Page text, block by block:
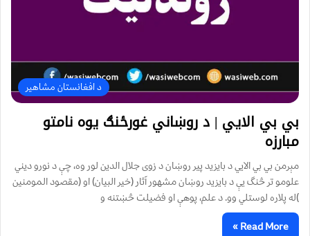
د افغانستان مشاهیر
بي بي الايي | د روښاني غورځنګ یوه نامتو
مبارزه
مېرمن بي بي الايي د بايزيد پير روښان د زوی جلال الدين لور وه، چې د نورو ديني
علومو تر څنگ يې د بايزيد روښان مشهور آثار (خير البيان) او (مقصود المومنين
)له پلاره لوستلي وو. د علم، پوهې او فضیلت څښتنه و
Read More »